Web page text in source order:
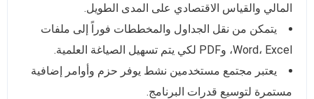
المالي والقياس الاقتصادي على المدى الطويل.
يتمكن من نقل الجداول والمخططات فوراً إلى ملفات
Word، Excel، وPDF لكي يتم تسهيل الصياغة العلمية.
يعتبر مجتمع مستخدمين نشط يوفر حزم وأوامر إضافية
مستمرة لتوسيع قدرات البرنامج.